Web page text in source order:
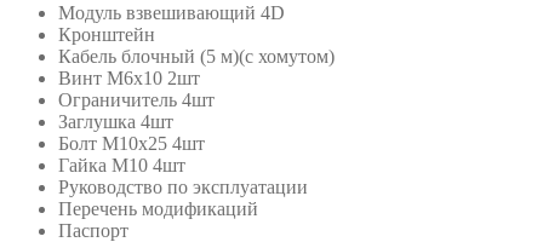
Модуль взвешивающий 4D
Кронштейн
Кабель блочный (5 м)(с хомутом)
Винт М6х10 2шт
Ограничитель 4шт
Заглушка 4шт
Болт М10х25 4шт
Гайка М10 4шт
Руководство по эксплуатации
Перечень модификаций
Паспорт